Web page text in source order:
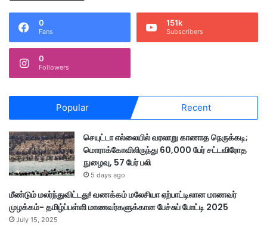
0
Fans
151k
Subscribers
0
Followers
Popular Recent
செயுட்டா எல்லையில் வரலாறு காணாத நெருக்கடி;
மொராக்கோவிலிருந்து 60,000 பேர் சட்டவிரோத
நுழைவு, 57 பேர் பலி
5 days ago
மீண்டும் மலர்ந்துவிட்டது! வணக்கம் மலேசியா ஏற்பாட்டிலான மாணவர்
முழக்கம்- தமிழ்ப்பள்ளி மாணவர்களுக்கான பேச்சுப் போட்டி 2025
July 15, 2025